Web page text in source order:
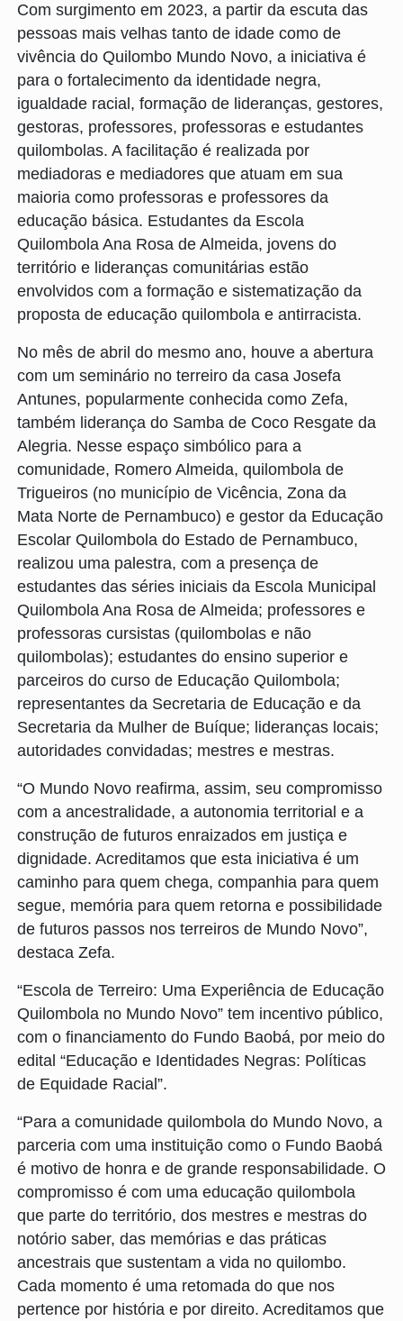
Com surgimento em 2023, a partir da escuta das
pessoas mais velhas tanto de idade como de
vivência do Quilombo Mundo Novo, a iniciativa é
para o fortalecimento da identidade negra,
igualdade racial, formação de lideranças, gestores,
gestoras, professores, professoras e estudantes
quilombolas. A facilitação é realizada por
mediadoras e mediadores que atuam em sua
maioria como professoras e professores da
educação básica. Estudantes da Escola
Quilombola Ana Rosa de Almeida, jovens do
território e lideranças comunitárias estão
envolvidos com a formação e sistematização da
proposta de educação quilombola e antirracista.
No mês de abril do mesmo ano, houve a abertura
com um seminário no terreiro da casa Josefa
Antunes, popularmente conhecida como Zefa,
também liderança do Samba de Coco Resgate da
Alegria. Nesse espaço simbólico para a
comunidade, Romero Almeida, quilombola de
Trigueiros (no município de Vicência, Zona da
Mata Norte de Pernambuco) e gestor da Educação
Escolar Quilombola do Estado de Pernambuco,
realizou uma palestra, com a presença de
estudantes das séries iniciais da Escola Municipal
Quilombola Ana Rosa de Almeida; professores e
professoras cursistas (quilombolas e não
quilombolas); estudantes do ensino superior e
parceiros do curso de Educação Quilombola;
representantes da Secretaria de Educação e da
Secretaria da Mulher de Buíque; lideranças locais;
autoridades convidadas; mestres e mestras.
“O Mundo Novo reafirma, assim, seu compromisso
com a ancestralidade, a autonomia territorial e a
construção de futuros enraizados em justiça e
dignidade. Acreditamos que esta iniciativa é um
caminho para quem chega, companhia para quem
segue, memória para quem retorna e possibilidade
de futuros passos nos terreiros de Mundo Novo”,
destaca Zefa.
“Escola de Terreiro: Uma Experiência de Educação
Quilombola no Mundo Novo” tem incentivo público,
com o financiamento do Fundo Baobá, por meio do
edital “Educação e Identidades Negras: Políticas
de Equidade Racial”.
“Para a comunidade quilombola do Mundo Novo, a
parceria com uma instituição como o Fundo Baobá
é motivo de honra e de grande responsabilidade. O
compromisso é com uma educação quilombola
que parte do território, dos mestres e mestras do
notório saber, das memórias e das práticas
ancestrais que sustentam a vida no quilombo.
Cada momento é uma retomada do que nos
pertence por história e por direito. Acreditamos que